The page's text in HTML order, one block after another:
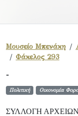
Μουσείο Μπενάκη
Φάκελος 293
-
Πολιτική Οικονομία
ΣΥΛΛΟΓΉ ΑΡΧΕΊΩΝ